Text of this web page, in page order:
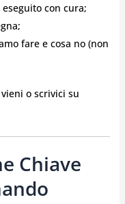
con cura;
fare e cosa no (non
o scrivici su
Chiave